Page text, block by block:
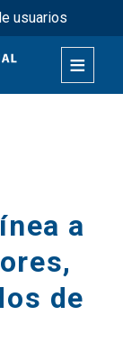
usuarios
a
de